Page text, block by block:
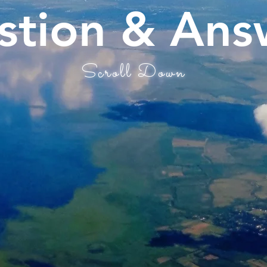
&
Scroll Down